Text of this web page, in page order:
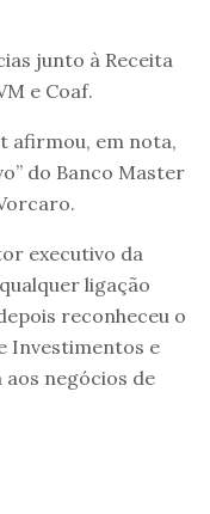
junto à Receita
e Coaf.
afirmou, em nota,
do Banco Master
executivo da
ligação
reconheceu o
Investimentos e
negócios de